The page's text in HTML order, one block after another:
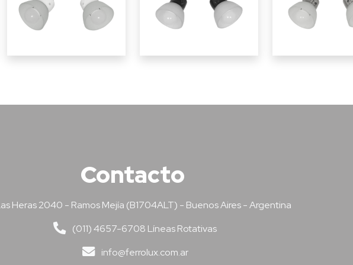
Contacto
Heras 2040 - Ramos Mejía (B1704ALT) - Buenos Aires - Argentina
(011) 4657-6708 Líneas Rotativas
info@ferrolux.com.ar